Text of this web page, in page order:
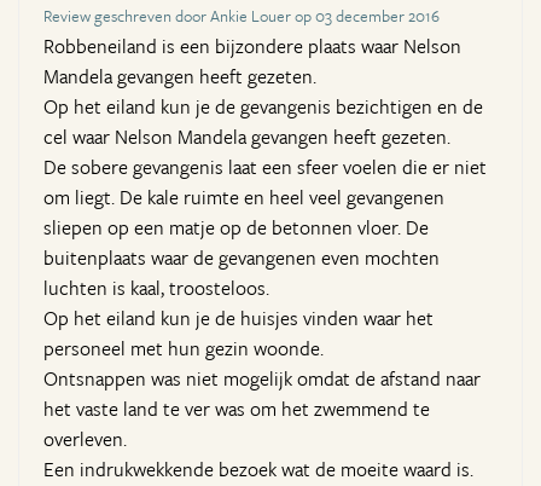
Review geschreven door Ankie Louer op 03 december 2016
Robbeneiland is een bijzondere plaats waar Nelson
Mandela gevangen heeft gezeten.
Op het eiland kun je de gevangenis bezichtigen en de
cel waar Nelson Mandela gevangen heeft gezeten.
De sobere gevangenis laat een sfeer voelen die er niet
om liegt. De kale ruimte en heel veel gevangenen
sliepen op een matje op de betonnen vloer. De
buitenplaats waar de gevangenen even mochten
luchten is kaal, troosteloos.
Op het eiland kun je de huisjes vinden waar het
personeel met hun gezin woonde.
Ontsnappen was niet mogelijk omdat de afstand naar
het vaste land te ver was om het zwemmend te
overleven.
Een indrukwekkende bezoek wat de moeite waard is.